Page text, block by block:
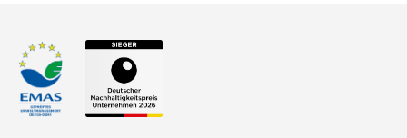
Zahlungsmethoden